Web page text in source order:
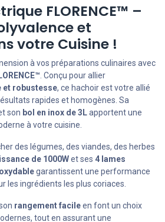
FLORENCE™ –
et
votre Cuisine !
à vos préparations culinaires avec
. Conçu pour allier
et robustesse, ce hachoir est votre allié
rapides et homogènes. Sa
son bol en inox de 3Lapportent une
à votre cuisine.
des légumes, des viandes, des herbes
de 1000Wet ses 4 lames
garantissent une performance
les ingrédients les plus coriaces.
rangement facileen font un choix
tout en assurant une